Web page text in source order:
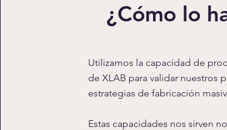
¿Cómo lo
Utilizamos la capacidad de
de XLAB para validar nuestros
estrategias de fabricación
Estas capacidades nos sirven